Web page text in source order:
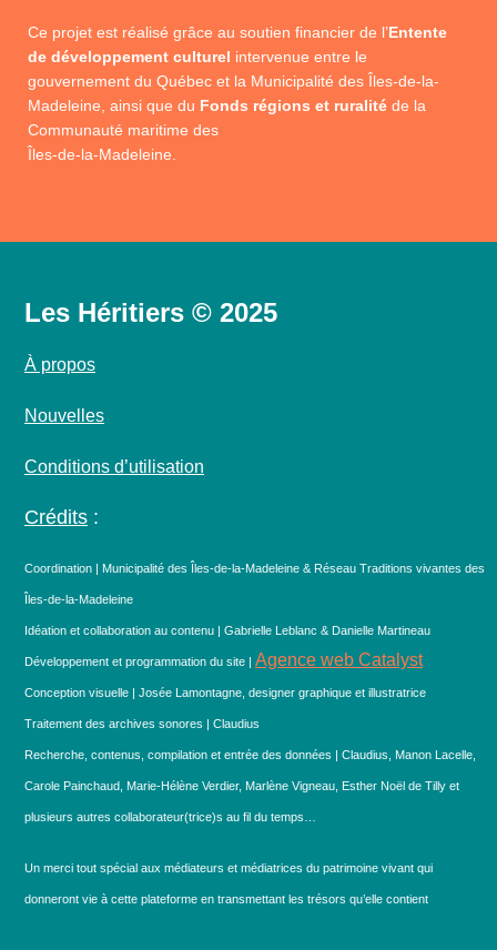
Ce projet est réalisé grâce au soutien financier de l’Entente
de développement culturel intervenue entre le
gouvernement du Québec et la Municipalité des Îles-de-la-
Madeleine, ainsi que du Fonds régions et ruralité de la
Communauté maritime des
Îles-de-la-Madeleine.
Les Héritiers © 2025
À propos
Nouvelles
Conditions d’utilisation
Crédits :
Coordination | Municipalité des Îles-de-la-Madeleine & Réseau Traditions vivantes des
Îles-de-la-Madeleine
Idéation et collaboration au contenu | Gabrielle Leblanc & Danielle Martineau
Développement et programmation du site | Agence web Catalyst
Conception visuelle | Josée Lamontagne, designer graphique et illustratrice
Traitement des archives sonores | Claudius
Recherche, contenus, compilation et entrée des données | Claudius, Manon Lacelle,
Carole Painchaud, Marie-Hélène Verdier, Marlène Vigneau, Esther Noël de Tilly et
plusieurs autres collaborateur(trice)s au fil du temps…
Un merci tout spécial aux médiateurs et médiatrices du patrimoine vivant qui
donneront vie à cette plateforme en transmettant les trésors qu’elle contient